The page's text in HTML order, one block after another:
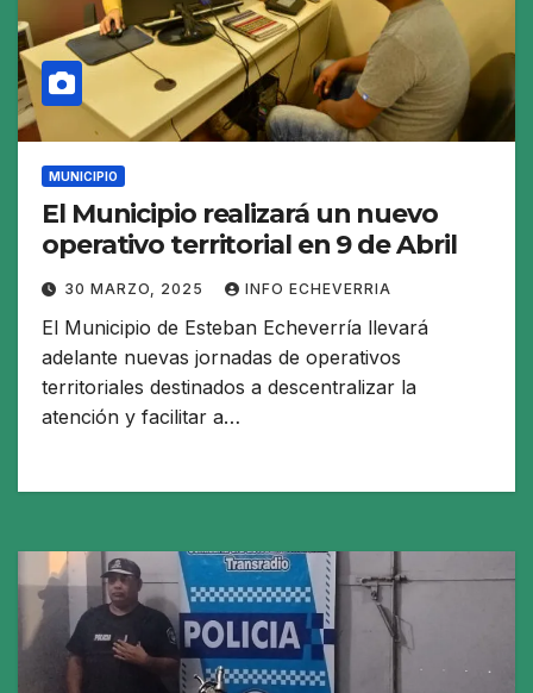
MUNICIPIO
El Municipio realizará un nuevo
operativo territorial en 9 de Abril
30 MARZO, 2025 INFO ECHEVERRIA
El Municipio de Esteban Echeverría llevará
adelante nuevas jornadas de operativos
territoriales destinados a descentralizar la
atención y facilitar a…